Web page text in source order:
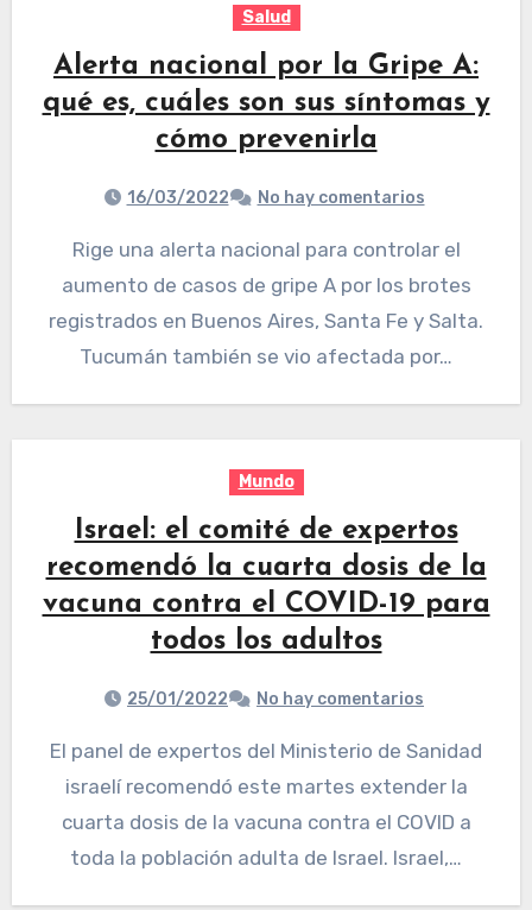
Salud
Alerta nacional por la Gripe A:
qué es, cuáles son sus síntomas y
cómo prevenirla
16/03/2022 No hay comentarios
Rige una alerta nacional para controlar el
aumento de casos de gripe A por los brotes
registrados en Buenos Aires, Santa Fe y Salta.
Tucumán también se vio afectada por…
Mundo
Israel: el comité de expertos
recomendó la cuarta dosis de la
vacuna contra el COVID-19 para
todos los adultos
25/01/2022 No hay comentarios
El panel de expertos del Ministerio de Sanidad
israelí recomendó este martes extender la
cuarta dosis de la vacuna contra el COVID a
toda la población adulta de Israel. Israel,…